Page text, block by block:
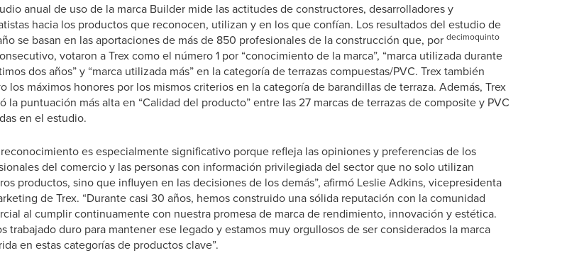
anual de uso de la marca Builder mide las actitudes de constructores, desarrolladores y
hacia los productos que reconocen, utilizan y en los que confían. Los resultados del estudio de
se basan en las aportaciones de más de 850 profesionales de la construcción que, por decimoquinto
votaron a Trex como el número 1 por “conocimiento de la marca”, “marca utilizada durante
dos años” y “marca utilizada más” en la categoría de terrazas compuestas/PVC. Trex también
los máximos honores por los mismos criterios en la categoría de barandillas de terraza. Además, Trex
la puntuación más alta en “Calidad del producto” entre las 27 marcas de terrazas de composite y PVC
en el estudio.
reconocimiento es especialmente significativo porque refleja las opiniones y preferencias de los
del comercio y las personas con información privilegiada del sector que no solo utilizan
productos, sino que influyen en las decisiones de los demás”, afirmó Leslie Adkins, vicepresidenta
de Trex. “Durante casi 30 años, hemos construido una sólida reputación con la comunidad
al cumplir continuamente con nuestra promesa de marca de rendimiento, innovación y estética.
trabajado duro para mantener ese legado y estamos muy orgullosos de ser considerados la marca
en estas categorías de productos clave”.